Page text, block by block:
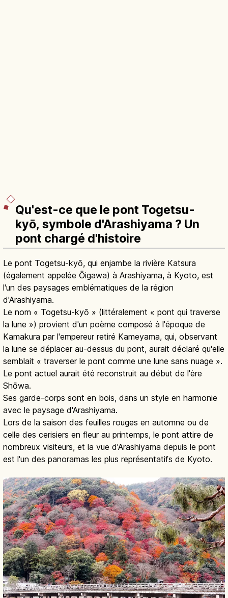
Qu'est-ce que le pont Togetsu-
kyō, symbole d'Arashiyama ? Un
pont chargé d'histoire
Le pont Togetsu-kyō, qui enjambe la rivière Katsura
(également appelée Ōigawa) à Arashiyama, à Kyoto, est
l'un des paysages emblématiques de la région
d'Arashiyama.
Le nom « Togetsu-kyō » (littéralement « pont qui traverse
la lune ») provient d'un poème composé à l'époque de
Kamakura par l'empereur retiré Kameyama, qui, observant
la lune se déplacer au-dessus du pont, aurait déclaré qu'elle
semblait « traverser le pont comme une lune sans nuage ».
Le pont actuel aurait été reconstruit au début de l'ère
Shōwa.
Ses garde-corps sont en bois, dans un style en harmonie
avec le paysage d'Arashiyama.
Lors de la saison des feuilles rouges en automne ou de
celle des cerisiers en fleur au printemps, le pont attire de
nombreux visiteurs, et la vue d'Arashiyama depuis le pont
est l'un des panoramas les plus représentatifs de Kyoto.